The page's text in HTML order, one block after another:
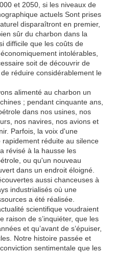
et 2050, si les niveaux de
actuels Sont prises
disparaîtront en premier,
sûr du charbon dans la
difficile que les coûts de
intolérables,
soit de découvrir de
réduire considérablement le
alimenté au charbon un
; pendant cinquante ans,
dans nos usines, nos
nos navires, nos avions et
Parfois, la voix d'une
réduite au silence
révisé à la hausse les
ou qu'un nouveau
dans un endroit éloigné.
aussi chanceuses à
industrialisés où une
a été réalisée.
scientifique voudraient
raison de s’inquiéter, que les
et qu’avant de s’épuiser,
Notre histoire passée et
sentimentale que les